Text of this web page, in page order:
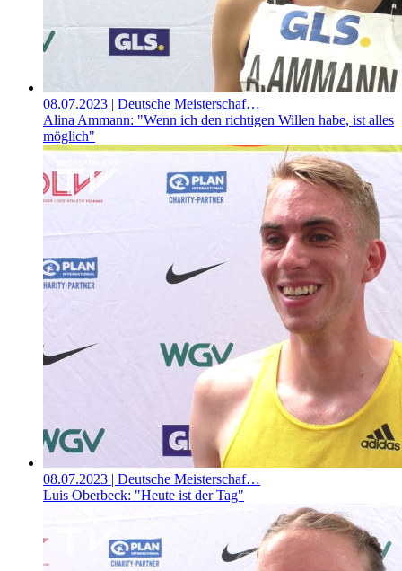
08.07.2023 | Deutsche Meisterschaf…
Alina Ammann: "Wenn ich den richtigen Willen habe, ist alles
möglich"
08.07.2023 | Deutsche Meisterschaf…
Luis Oberbeck: "Heute ist der Tag"